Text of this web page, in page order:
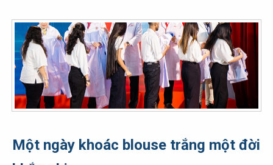
Một ngày khoác blouse trắng một đời